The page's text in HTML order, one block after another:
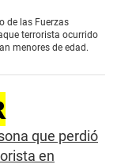
de las Fuerzas
terrorista ocurrido
menores de edad.
que perdió
en